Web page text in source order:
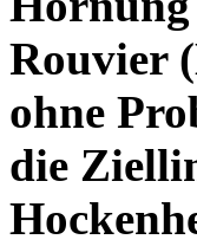
Rouvier
ohne
die